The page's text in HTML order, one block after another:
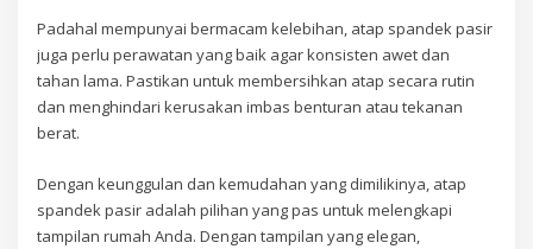
Padahal mempunyai bermacam kelebihan, atap spandek pasir
juga perlu perawatan yang baik agar konsisten awet dan
tahan lama. Pastikan untuk membersihkan atap secara rutin
dan menghindari kerusakan imbas benturan atau tekanan
berat.
Dengan keunggulan dan kemudahan yang dimilikinya, atap
spandek pasir adalah pilihan yang pas untuk melengkapi
tampilan rumah Anda. Dengan tampilan yang elegan,